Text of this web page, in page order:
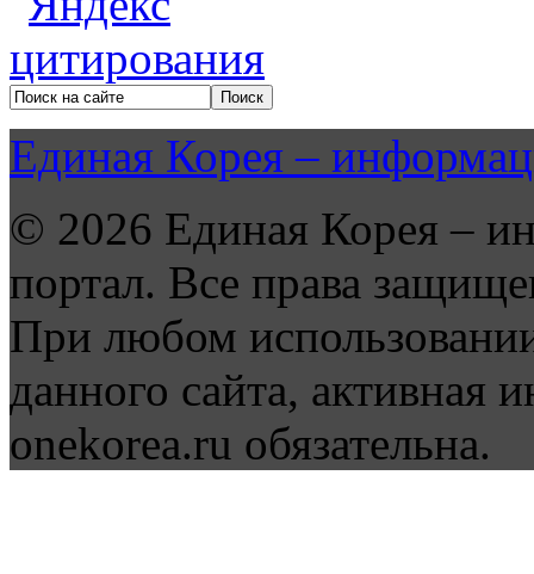
Единая Корея –
© 2026 Единая Корея –
портал. Все права
При любом
данного сайта, активная
onekorea.ru обязательна.